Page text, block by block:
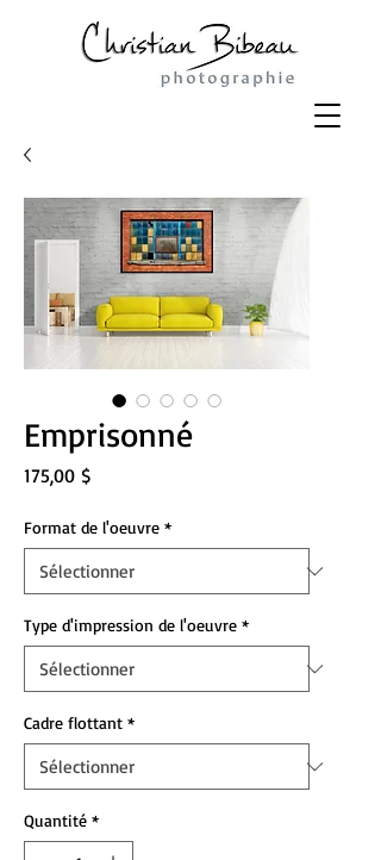
Emprisonné
175,00 $Prix
Format de l'oeuvre *
Type d'impression de l'oeuvre *
Cadre flottant *
Quantité *